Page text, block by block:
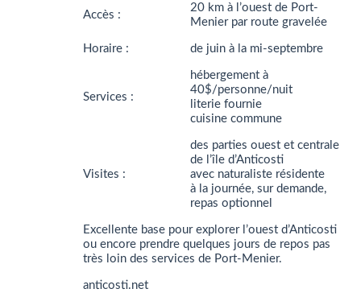
Accès :
20 km à l’ouest de Port-
Menier par route gravelée
Horaire : de juin à la mi-septembre
Services :
hébergement à
40$/personne/nuit
literie fournie
cuisine commune
Visites :
des parties ouest et centrale
de l’île d’Anticosti
avec naturaliste résidente
à la journée, sur demande,
repas optionnel
Excellente base pour explorer l’ouest d’Anticosti
ou encore prendre quelques jours de repos pas
très loin des services de Port-Menier.
anticosti.net